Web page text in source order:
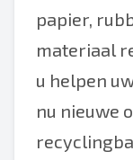
papier,
materiaal
u helpen
nu nieuwe